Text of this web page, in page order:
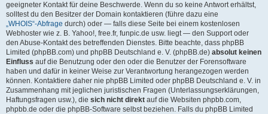
geeigneter Kontakt für deine Beschwerde. Wenn du so keine Antwort erhältst,
solltest du den Besitzer der Domain kontaktieren (führe dazu eine
„WHOIS“-Abfrage durch) oder — falls diese Seite bei einem kostenlosen
Webhoster wie z. B. Yahoo!, free.fr, funpic.de usw. liegt — den Support oder
den Abuse-Kontakt des betreffenden Dienstes. Bitte beachte, dass phpBB
Limited (phpBB.com) und phpBB Deutschland e. V. (phpBB.de) absolut keinen
Einfluss auf die Benutzung oder den oder die Benutzer der Forensoftware
haben und dafür in keiner Weise zur Verantwortung herangezogen werden
können. Kontaktiere daher nie phpBB Limited oder phpBB Deutschland e. V. in
Zusammenhang mit jeglichen juristischen Fragen (Unterlassungserklärungen,
Haftungsfragen usw.), die sich nicht direkt auf die Websiten phpbb.com,
phpbb.de oder die phpBB-Software selbst beziehen. Falls du phpBB Limited